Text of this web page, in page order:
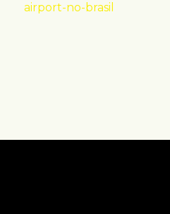
airport-no-brasil